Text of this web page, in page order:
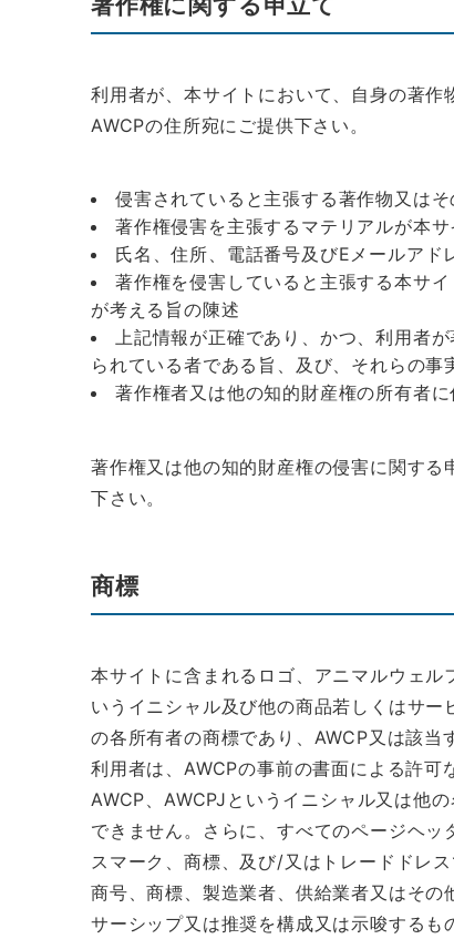
利用者が、本サイトにおいて、自身の著
AWCPの住所宛にご提供下さい。
侵害されていると主張する著作物又は
著作権侵害を主張するマテリアルが本
氏名、住所、電話番号及びEメールアド
著作権を侵害していると主張する本サ
が考える旨の陳述
上記情報が正確であり、かつ、利用者
られている者である旨、及び、それらの
著作権者又は他の知的財産権の所有者
著作権又は他の知的財産権の侵害に関す
下さい。
商標
本サイトに含まれるロゴ、アニマルウェ
いうイニシャル及び他の商品若しくはサ
の各所有者の商標であり、AWCP又は該当
利用者は、AWCPの事前の書面による許
AWCP、AWCPJというイニシャル又は他
できません。さらに、すべてのページヘ
スマーク、商標、及び/又はトレードドレ
商号、商標、製造業者、供給業者又はそ
サーシップ又は推奨を構成又は示唆するも